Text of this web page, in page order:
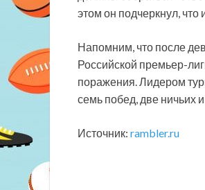
этом он подчеркнул,
Напомним, что после
Российской премьер-
поражения. Лидером
семь побед, две ничьих
Источник: rambler.ru